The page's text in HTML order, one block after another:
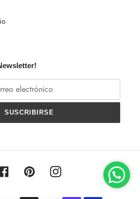
SUSCRIBIRSE
FacebookPinterestInstagram